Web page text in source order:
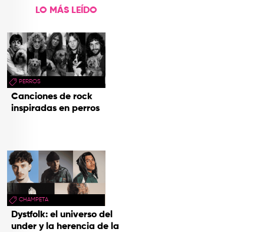
LO MÁS LEÍDO
PERROS
Canciones de rock
inspiradas en perros
CHAMPETA
Dystfolk: el universo del
under y la herencia de la